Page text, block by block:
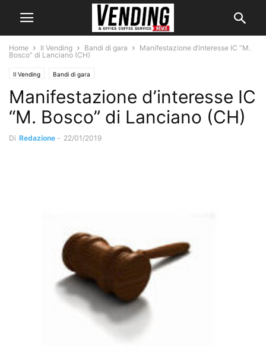
Home Il Vending Bandi di gara
Manifestazione d’interesse IC “M.
Bosco” di Lanciano (CH)
Il Vending Bandi di gara
Manifestazione d’interesse IC
“M. Bosco” di Lanciano (CH)
Di Redazione - 22/01/2019